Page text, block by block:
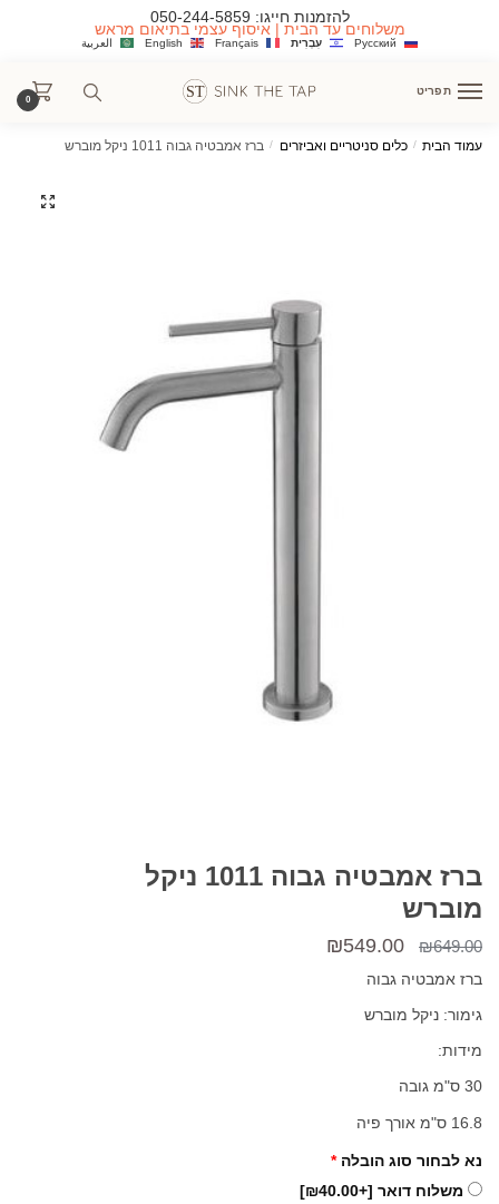
להזמנות חייגו: 050-244-5859
משלוחים עד הבית | איסוף עצמי בתיאום מראש
العربية English Français עִבְרִית Русский
תפריט
0
עמוד הבית / כלים סניטריים ואביזרים / ברז אמבטיה גבוה 1011 ניקל מוברש
ברז אמבטיה גבוה 1011 ניקל
מוברש
₪649.00
המחיר
המקורי
היה:
₪549.00
ברז אמבטיה גבוה
גימור: ניקל מוברש
מידות:
30 ס"מ גובה
16.8 ס"מ אורך פיה
נא לבחור סוג הובלה *
משלוח דואר [+₪40.00]